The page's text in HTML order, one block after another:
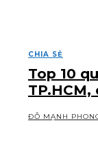
CHIA SẺ
Top 10
ĐỖ MẠNH